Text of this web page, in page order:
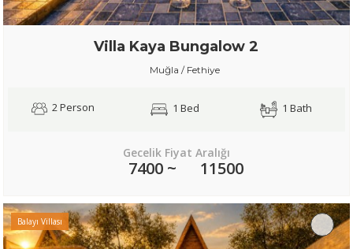
Villa Kaya Bungalow 2
Muğla / Fethiye
2 Person 1 Bed 1 Bath
Gecelik Fiyat Aralığı
7400 ~ 11500
Balayı Villası